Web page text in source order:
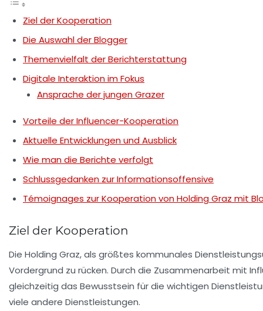
Ziel der Kooperation
Die Auswahl der Blogger
Themenvielfalt der Berichterstattung
Digitale Interaktion im Fokus
Ansprache der jungen Grazer
Vorteile der Influencer-Kooperation
Aktuelle Entwicklungen und Ausblick
Wie man die Berichte verfolgt
Schlussgedanken zur Informationsoffensive
Témoignages zur Kooperation von Holding Graz mit
Ziel der Kooperation
Die Holding Graz, als größtes kommunales
Vordergrund zu rücken. Durch die Zusammenarbeit mit
gleichzeitig das Bewusstsein für die wichtigen
viele andere Dienstleistungen.